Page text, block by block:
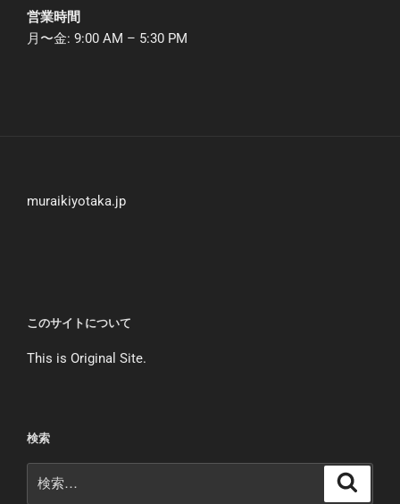
営業時間
月〜金: 9:00 AM – 5:30 PM
muraikiyotaka.jp
このサイトについて
This is Original Site.
検索
索: